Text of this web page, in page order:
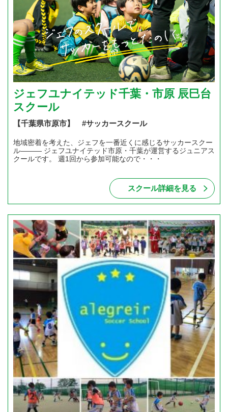
ジェフユナイテッド千葉・市原 辰巳台
スクール
【千葉県市原市】 #サッカースクール
地域密着を考えた、ジェフを一番近くに感じるサッカースクー
ル――― ジェフユナイテッド市原・千葉が運営するジュニアス
クールです。 週1回から参加可能なので・・・
スクール詳細を見る